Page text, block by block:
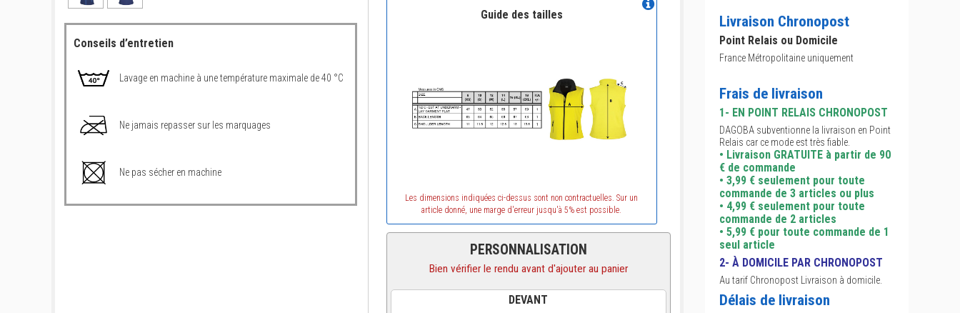
Conseils d’entretien
Lavage en machine à une température maximale de 40 °C
Ne jamais repasser sur les marquages
Ne pas sécher en machine
Guide des tailles
Les dimensions indiquées ci-dessus sont non contractuelles. Sur un
article donné, une marge d'erreur jusqu'à 5% est possible.
PERSONNALISATION
Bien vérifier le rendu avant d'ajouter au panier
DEVANT
Livraison Chronopost
Point Relais ou Domicile
France Métropolitaine uniquement
Frais de livraison
1- EN POINT RELAIS CHRONOPOST
DAGOBA subventionne la livraison en Point
Relais car ce mode est très fiable.
• Livraison GRATUITE à partir de 90
€ de commande
• 3,99 € seulement pour toute
commande de 3 articles ou plus
• 4,99 € seulement pour toute
commande de 2 articles
• 5,99 € pour toute commande de 1
seul article
2- À DOMICILE PAR CHRONOPOST
Au tarif Chronopost Livraison à domicile.
Délais de livraison